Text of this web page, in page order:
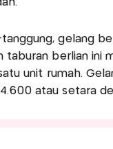
gelang
taburan berlian ini
unit rumah.
atau setara